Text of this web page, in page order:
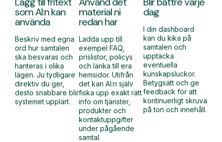
som AI:n kan
använda
Beskriv med egna
ord hur samtalen
ska besvaras och
hanteras i olika
lägen. Ju tydligare
direktiv du ger,
desto snabbare blir
systemet upplärt.
material ni
redan har
Ladda upp till
exempel FAQ,
prislistor, policys
och länka till era
hemsidor. Utifrån
det kan AI:n själv
fiska upp exakt rätt
info om tjänster,
produkter och
kontaktuppgifter
under pågående
samtal.
dag
I din dashboard
kan du kika på
samtalen och
upptäcka
eventuella
kunskapsluckor.
Betygsätt och ge
feedback för att
kontinuerligt skruva
på ton och innehåll.